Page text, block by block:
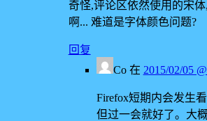
奇怪,评论区依然使用的宋
啊... 难道是字体颜色问题?
回复
Co在 2015/02/05
Firefox短期内会发生
但过一会就好了。大